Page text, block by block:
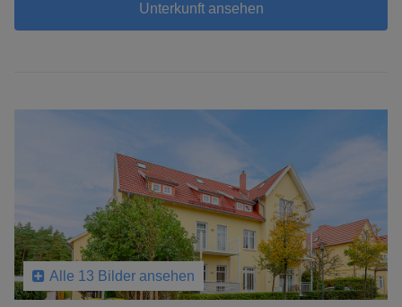
Unterkunft ansehen
Alle 13 Bilder ansehen